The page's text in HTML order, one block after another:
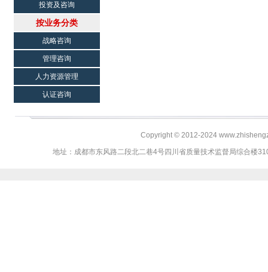
投资及咨询
按业务分类
战略咨询
管理咨询
人力资源管理
认证咨询
Copyright © 2012-2024
地址：成都市东风路二段北二巷4号四川省质量技术监督局综合楼